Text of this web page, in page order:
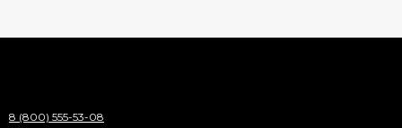
8 (800) 555-53-08